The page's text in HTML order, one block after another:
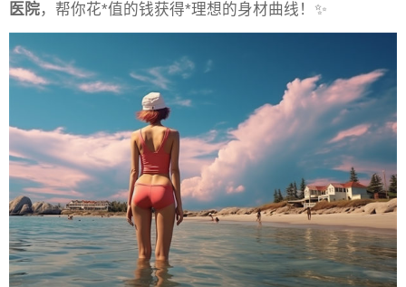
医院，帮你花*值的钱获得*理想的身材曲线！✨